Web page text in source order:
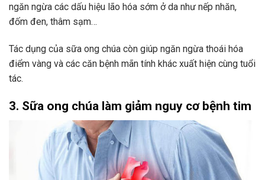
ngăn ngừa các dấu hiệu lão hóa sớm ở da như nếp nhăn,
đốm đen, thâm sạm…
Tác dụng của sữa ong chúa còn giúp ngăn ngừa thoái hóa
điểm vàng và các căn bệnh mãn tính khác xuất hiện cùng tuổi
tác.
3. Sữa ong chúa làm giảm nguy cơ bệnh tim